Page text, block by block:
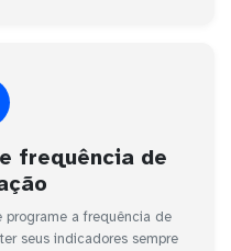
frequência de
programe a frequência de
seus indicadores sempre